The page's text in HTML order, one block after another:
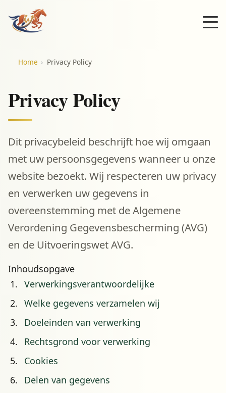
Home Privacy Policy
Privacy Policy
Dit privacybeleid beschrijft hoe wij omgaan
met uw persoonsgegevens wanneer u onze
website bezoekt. Wij respecteren uw privacy
en verwerken uw gegevens in
overeenstemming met de Algemene
Verordening Gegevensbescherming (AVG)
en de Uitvoeringswet AVG.
Inhoudsopgave
Verwerkingsverantwoordelijke
Welke gegevens verzamelen wij
Doeleinden van verwerking
Rechtsgrond voor verwerking
Cookies
Delen van gegevens